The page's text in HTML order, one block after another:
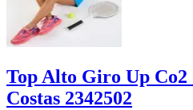
Top Alto Giro Up
Costas 2342502